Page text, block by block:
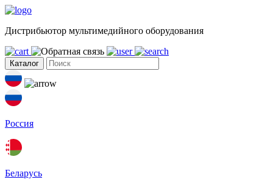
Дистрибьютор мультимедийного оборудования
Каталог
Россия
Беларусь